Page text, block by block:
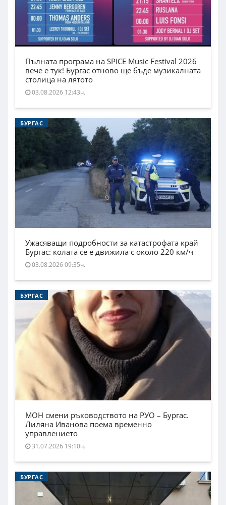
Пълната програма на SPICE Music Festival 2026
вече е тук! Бургас отново ще бъде музикалната
столица на лятото
03.08.2026 12:43ч.
БУРГАС
Ужасяващи подробности за катастрофата край
Бургас: колата се е движила с около 220 км/ч
03.08.2026 09:35ч.
БУРГАС
МОН смени ръководството на РУО – Бургас.
Лиляна Иванова поема временно
управлението
31.07.2026 19:10ч.
БУРГАС